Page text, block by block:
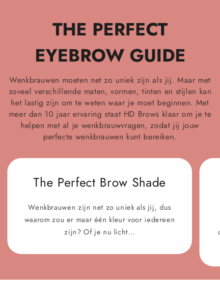
THE PERFECT
EYEBROW GUIDE
Wenkbrauwen moeten net zo uniek zijn als jij. Maar met
zoveel verschillende maten, vormen, tinten en stijlen kan
het lastig zijn om te weten waar je moet beginnen. Met
meer dan 10 jaar ervaring staat HD Brows klaar om je te
helpen met al je wenkbrauwvragen, zodat jij jouw
perfecte wenkbrauwen kunt bereiken.
The Perfect Brow Shade
Wenkbrauwen zijn net zo uniek als jij, dus
waarom zou er maar één kleur voor iedereen
zijn? Of je nu licht...